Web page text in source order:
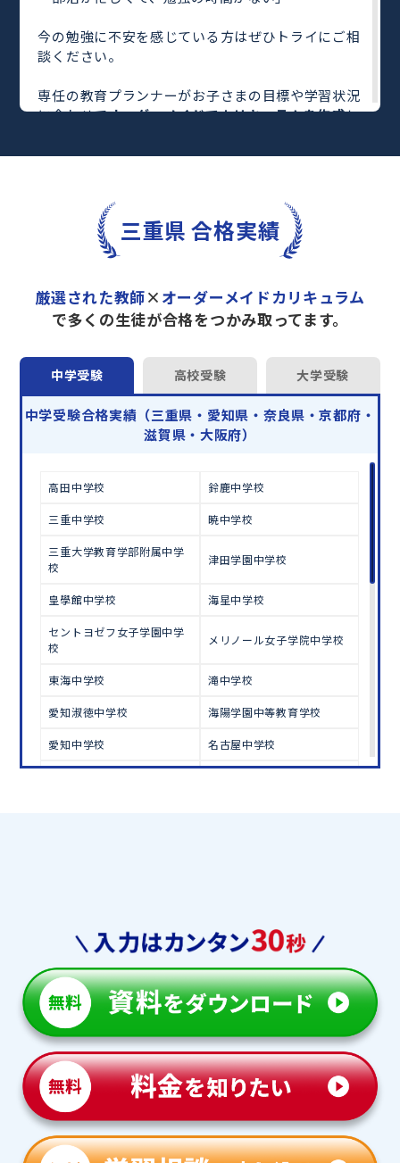
今の勉強に不安を感じている方はぜひトライにご相
談ください。
専任の教育プランナーがお子さまの目標や学習状況
に合わせてオーダーメイドでカリキュラムを作成し
完全マンツーマンで自分に合った教師がわかるまで
さらに、単元別の学習の理解度がわかる「AI学習診
や授業内容や授業以外の勉強をナビゲートする
「DAILY TRY」
など、豊富な学習コンテンツが
トライで一緒に“自己最高得点”を目指しません
か？
オンラインでの学習面談も承っております。
学習相談のお申し込みは こちら
三重県 合格実績
厳選された教師× オーダーメイドカリキュラム
で多くの生徒が合格をつかみ取ってます。
中学受験 高校受験 大学受験
中学受験合格実績（三重県・愛知県・奈良県・京都府・
滋賀県・大阪府）
高田中学校 鈴鹿中学校
三重中学校 暁中学校
三重大学教育学部附属中学
校
津田学園中学校
皇學館中学校 海星中学校
セントヨゼフ女子学園中学
校
メリノール女子学院中学校
東海中学校 滝中学校
愛知淑徳中学校 海陽学園中等教育学校
愛知中学校 名古屋中学校
奈良女子大学附属中等教育
洛南高校附属中学校
洛星中学校 京都女子中学校
同志社中学校
京都教育大学附属京都中学
校
立命館中学校 立命館守山中学校
滋賀大学教育学部附属中学
校